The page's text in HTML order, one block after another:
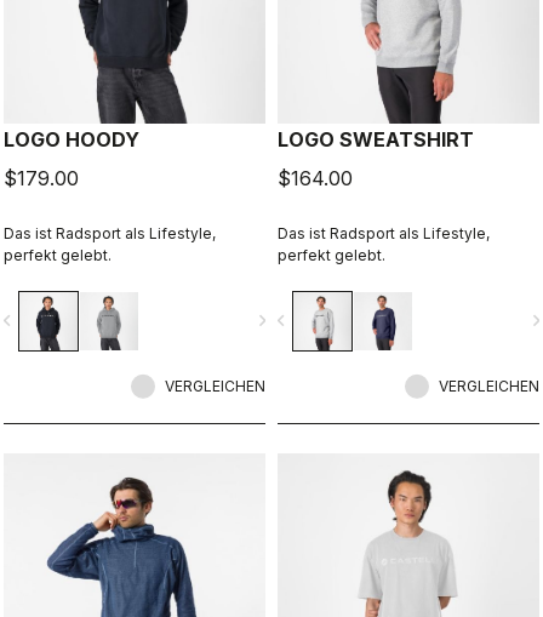
LOGO HOODY
$179.00
Das ist Radsport als Lifestyle,
perfekt gelebt.
navigate_next
VERGLEICHEN
LOGO SWEATSHIRT
$164.00
Das ist Radsport als Lifestyle,
perfekt gelebt.
navigate_before
VERGLEICHEN